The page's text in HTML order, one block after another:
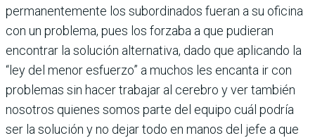
permanentemente los subordinados fueran a su oficina
con un problema, pues los forzaba a que pudieran
encontrar la solución alternativa, dado que aplicando la
“ley del menor esfuerzo” a muchos les encanta ir con
problemas sin hacer trabajar al cerebro y ver también
nosotros quienes somos parte del equipo cuál podría
ser la solución y no dejar todo en manos del jefe a que